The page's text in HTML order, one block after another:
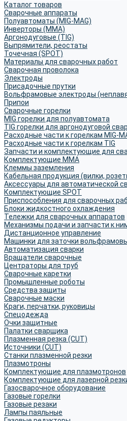
Каталог товаров
Сварочные аппараты
Полуавтоматы (MIG-MAG)
Инверторы (MMA)
Аргонодуговые (TIG)
Выпрямители, реостаты
Точечная (SPOT)
Материалы для сварочных работ
Сварочная проволока
Электроды
Присадочные прутки
Вольфрамовые электроды
Припои
Сварочные горелки
MIG горелки для полуавтомата
TIG горелки для аргонодуговой
Расходные части к горелкам MIG-
Расходные части к горелкам TIG
Запчасти и комплектующие для
Комплектующие ММА
Клеммы заземления
Кабельная продукция (вилки,
Аксессуары для автоматической
Комплектующие SPOT
Приспособления для сварочных
Блоки жидкостного охлаждения
Тележки для сварочных аппаратов
Механизмы подачи и запчасти к
Дистанционное управление
Машинки для заточки
Автоматизация сварки
Вращатели сварочные
Центраторы для труб
Сварочные каретки
Промышленные роботы
Средства защиты
Сварочные маски
Краги, перчатки, руковицы
Спецодежда
Очки защитные
Палатки сварщика
Плазменная резка (CUT)
Источники (CUT)
Станки плазменной резки
Плазмотроны
Комплектующие для плазмотронов
Комплектующие для лазерной
Газосварочное оборудование
Газовые горелки
Газовые резаки
Лампы паяльные